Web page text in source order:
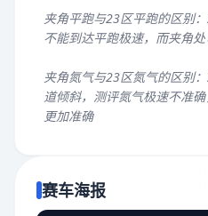
夹角平跑与23区平跑的区别
不能到达平跑极速，而夹角
夹角氮气与23区氮气的区别
道倾斜，测评氮气极速不准
更加准确
赛车海报